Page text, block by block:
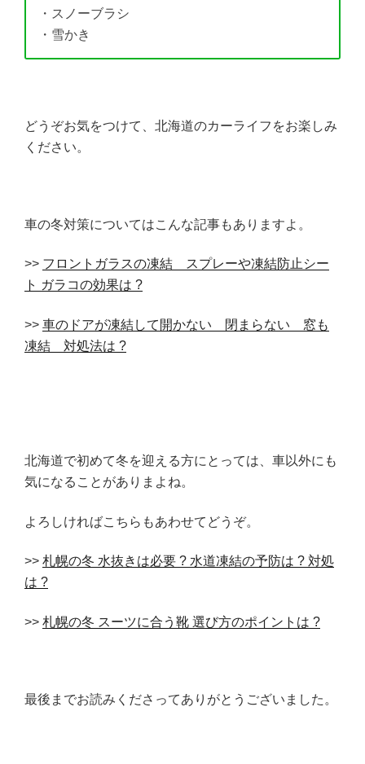
・スノーブラシ
・雪かき
どうぞお気をつけて、北海道のカーライフをお楽しみ
ください。
車の冬対策についてはこんな記事もありますよ。
>> フロントガラスの凍結 スプレーや凍結防止シー
ト ガラコの効果は ?
>> 車のドアが凍結して開かない 閉まらない 窓も
凍結 対処法は ?
北海道で初めて冬を迎える方にとっては、車以外にも
気になることがありまよね。
よろしければこちらもあわせてどうぞ。
>> 札幌の冬 水抜きは必要 ? 水道凍結の予防は ? 対処
は ?
>> 札幌の冬 スーツに合う靴 選び方のポイントは ?
最後までお読みくださってありがとうございました。